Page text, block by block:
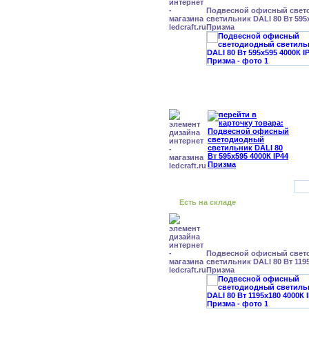
Подвесной офисный
светильник DALI 80 Вт
Призма
Есть на складе
Подвесной офисный
светильник DALI 80 Вт
Призма